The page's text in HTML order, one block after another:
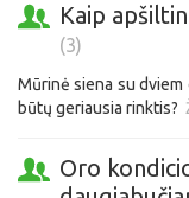
Kaip
(3)
Mūrinė siena su dviem
būtų geriausia rinktis?
Oro